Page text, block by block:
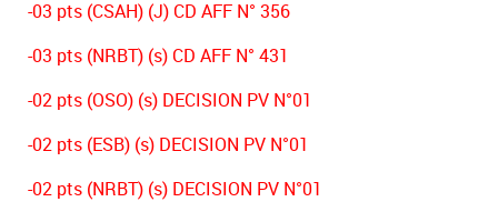
-03 pts (CSAH) (J) CD AFF N° 356
-03 pts (NRBT) (s) CD AFF N° 431
-02 pts (OSO) (s) DECISION PV N°01
-02 pts (ESB) (s) DECISION PV N°01
-02 pts (NRBT) (s) DECISION PV N°01